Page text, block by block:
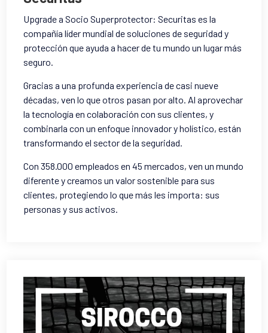
Upgrade a Socio Superprotector: Securitas es la
compañía líder mundial de soluciones de seguridad y
protección que ayuda a hacer de tu mundo un lugar más
seguro.
Gracias a una profunda experiencia de casi nueve
décadas, ven lo que otros pasan por alto. Al aprovechar
la tecnología en colaboración con sus clientes, y
combinarla con un enfoque innovador y holístico, están
transformando el sector de la seguridad.
Con 358.000 empleados en 45 mercados, ven un mundo
diferente y creamos un valor sostenible para sus
clientes, protegiendo lo que más les importa: sus
personas y sus activos.